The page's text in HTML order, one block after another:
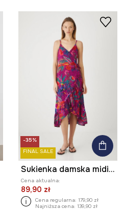
-35%
FINAL SALE
Sukienka damska midi z wiskozy wzorzysta
Cena aktualna:
89,90 zł
Cena regularna: 179,90 zł
Najniższa cena: 139,90 zł